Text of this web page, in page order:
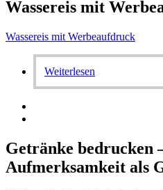
Wassereis mit
Wassereis mit Werbeaufdruck
Weiterlesen
Getränke bedrucken
Aufmerksamkeit als